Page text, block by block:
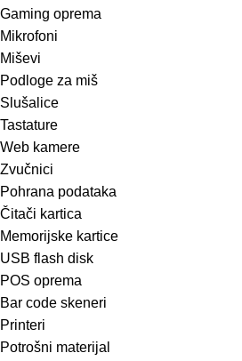
Gaming oprema
Mikrofoni
Miševi
Podloge za miš
Slušalice
Tastature
Web kamere
Zvučnici
Pohrana podataka
Čitači kartica
Memorijske kartice
USB flash disk
POS oprema
Bar code skeneri
Printeri
Potrošni materijal